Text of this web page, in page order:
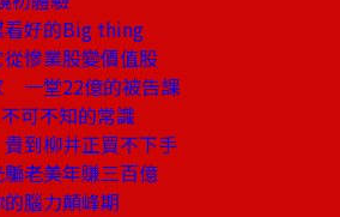
看好的Big thing
慘業股變價值股
一堂22億的被告課
可不知的常識
到柳井正買不下手
老美年賺三百億
腦力顛峰期